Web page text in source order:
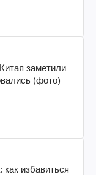
заметили
(фото)
избавиться